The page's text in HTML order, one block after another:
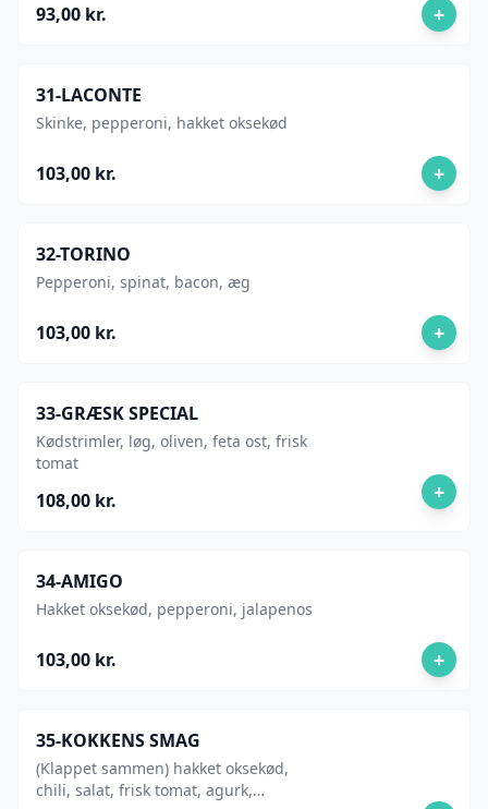
93,00 kr. +
31-LACONTE
Skinke, pepperoni, hakket oksekød
103,00 kr. +
32-TORINO
Pepperoni, spinat, bacon, æg
103,00 kr. +
33-GRÆSK SPECIAL
Kødstrimler, løg, oliven, feta ost, frisk
tomat
108,00 kr. +
34-AMIGO
Hakket oksekød, pepperoni, jalapenos
103,00 kr. +
35-KOKKENS SMAG
(Klappet sammen) hakket oksekød,
chili, salat, frisk tomat, agurk,